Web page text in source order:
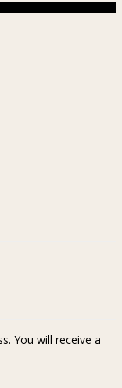
You will receive a